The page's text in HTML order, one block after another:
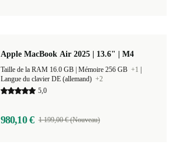
Apple MacBook Air 2025 | 13.6" | M4
Mémoire 256 GB +1
Langue du clavier DE (allemand) +2
5,0
980,10 € 1 199,00 € (Nouveau)